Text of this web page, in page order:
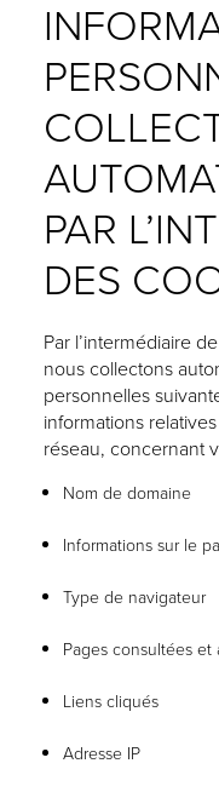
PAR
DES
Par l’intermédiaire
nous collectons
personnelles
informations
réseau, concernant
Nom de domaine
Informations sur le
Type de navigateur
Pages consultées
Liens cliqués
Adresse IP